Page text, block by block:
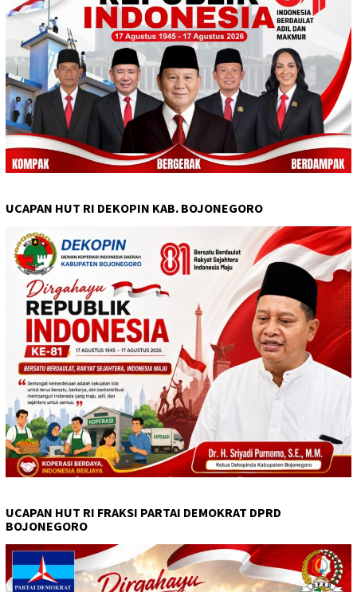
UCAPAN HUT RI DEKOPIN KAB. BOJONEGORO
UCAPAN HUT RI FRAKSI PARTAI DEMOKRAT DPRD
BOJONEGORO